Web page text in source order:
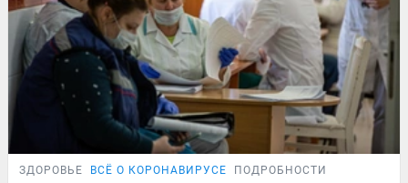
ЗДОРОВЬЕ ВСЁ О КОРОНАВИРУСЕ ПОДРОБНОСТИ